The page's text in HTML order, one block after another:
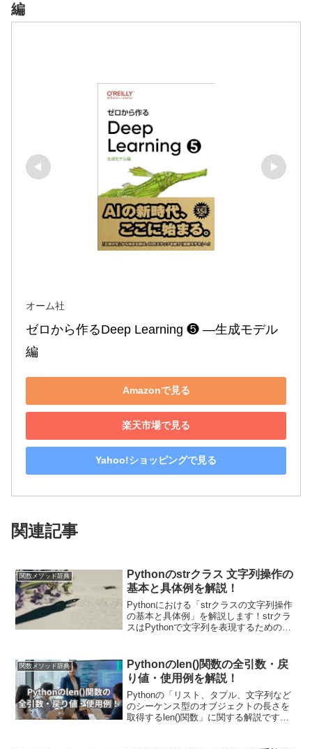
編
オーム社
ゼロから作るDeep Learning ❺ ―生成モデル
編
Amazonで見る
楽天市場で見る
Yahoo!ショッピングで見る
関連記事
関数メソッド辞典
Pythonのstrクラス 文字列操作の
基本と具体例を解説！
Pythonにおける「strクラスの文字列操作
の基本と具体例」を解説します！strクラ
スはPythonで文字列を表現するためのク
列操作はPythonプログラミングにおいて
不可欠なスキルです！
関数メソッド辞典
Pythonのlen()関数の全引数・戻
り値・使用例を解説！
Pythonの「リスト、タプル、文字列など
のシーケンス型のオブジェクトの長さを
取得するlen()関数」に関する解説です！